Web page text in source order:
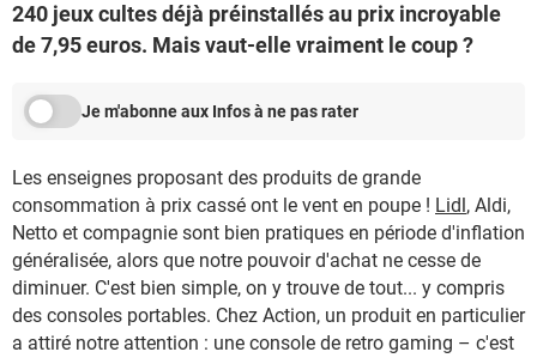
240 jeux cultes déjà préinstallés au prix incroyable
de 7,95 euros. Mais vaut-elle vraiment le coup ?
Je m'abonne aux Infos à ne pas rater
Les enseignes proposant des produits de grande
consommation à prix cassé ont le vent en poupe ! Lidl, Aldi,
Netto et compagnie sont bien pratiques en période d'inflation
généralisée, alors que notre pouvoir d'achat ne cesse de
diminuer. C'est bien simple, on y trouve de tout... y compris
des consoles portables. Chez Action, un produit en particulier
a attiré notre attention : une console de retro gaming – c'est